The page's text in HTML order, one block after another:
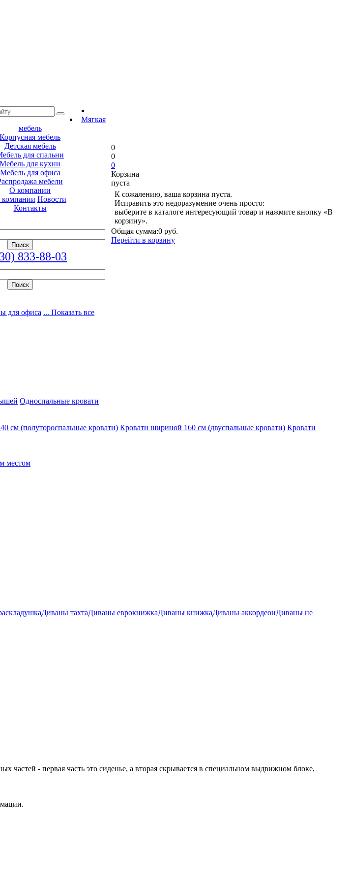
Мягкая
мебель
Корпусная мебель
Детская мебель
для спальни
Мебель для кухни
Мебель для офиса
мебели
О компании
Новости
Контакты
833-88-03
0
0
0
Корзина
пуста
К сожалению, ваша корзина пуста.
Исправить это недоразумение очень просто:
выберите в каталоге интересующий товар и нажмите кнопку «В
корзину».
Общая сумма:0 руб.
Перейти в корзину
для офиса ... Показать все
Односпальные кровати
см (полутороспальные кровати) Кровати шириной 160 см (двуспальные кровати) Кровати
местом
Диваны тахтаДиваны еврокнижкаДиваны книжкаДиваны аккордеонДиваны не
частей - первая часть это сиденье, а вторая скрывается в специальном выдвижном блоке,